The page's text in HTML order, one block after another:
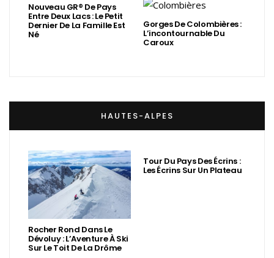
Nouveau GR® De Pays
Entre Deux Lacs : Le Petit
Dernier De La Famille Est
Né
Gorges De Colombières :
L’incontournable Du
Caroux
HAUTES-ALPES
Rocher Rond Dans Le
Dévoluy : L’Aventure À Ski
Sur Le Toit De La Drôme
Tour Du Pays Des Écrins :
Les Écrins Sur Un Plateau